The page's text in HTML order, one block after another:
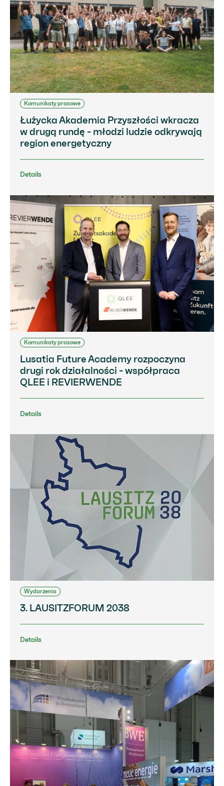
Komunikaty prasowe
Łużycka Akademia Przyszłości wkracza
w drugą rundę - młodzi ludzie odkrywają
region energetyczny
Details
Komunikaty prasowe
Lusatia Future Academy rozpoczyna
drugi rok działalności - współpraca
QLEE i REVIERWENDE
Details
Wydarzenia
3. LAUSITZFORUM 2038
Details